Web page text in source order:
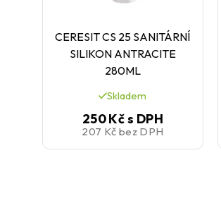
CERESIT CS 25 SANITÁRNÍ
SILIKON ANTRACITE
280ML
Skladem
250 Kčs DPH
207 Kč bez DPH